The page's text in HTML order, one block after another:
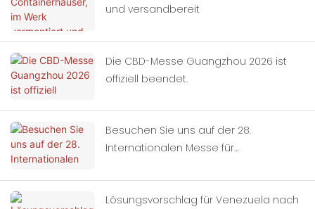
und versandbereit
Die CBD-Messe Guangzhou 2026 ist
offiziell beendet.
Besuchen Sie uns auf der 28.
Internationalen Messe für
(Guangzhou).
Lösungsvorschlag für Venezuela nach